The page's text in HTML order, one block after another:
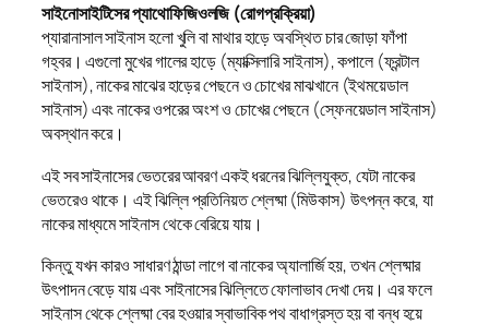
সাইনোসাইটিসের প্যাথোফিজিওলজি (রোগপ্রক্রিয়া)
প্যারানাসাল সাইনাস হলো খুলি বা মাথার হাড়ে অবস্থিত চার জোড়া ফাঁপা
গহ্বর। এগুলো মুখের গালের হাড়ে (ম্যাক্সিলারি সাইনাস), কপালে (ফ্রন্টাল
সাইনাস), নাকের মাঝের হাড়ের পেছনে ও চোখের মাঝখানে (ইথময়েডাল
সাইনাস) এবং নাকের ওপরের অংশ ও চোখের পেছনে (স্ফেনয়েডাল সাইনাস)
অবস্থান করে।
এই সব সাইনাসের ভেতরের আবরণ একই ধরনের ঝিল্লিযুক্ত, যেটা নাকের
ভেতরেও থাকে। এই ঝিল্লি প্রতিনিয়ত শ্লেষ্মা (মিউকাস) উৎপন্ন করে, যা
নাকের মাধ্যমে সাইনাস থেকে বেরিয়ে যায়।
কিন্তু যখন কারও সাধারণ ঠান্ডা লাগে বা নাকের অ্যালার্জি হয়, তখন শ্লেষ্মার
উৎপাদন বেড়ে যায় এবং সাইনাসের ঝিল্লিতে ফোলাভাব দেখা দেয়। এর ফলে
সাইনাস থেকে শ্লেষ্মা বের হওয়ার স্বাভাবিক পথ বাধাগ্রস্ত হয় বা বন্ধ হয়ে